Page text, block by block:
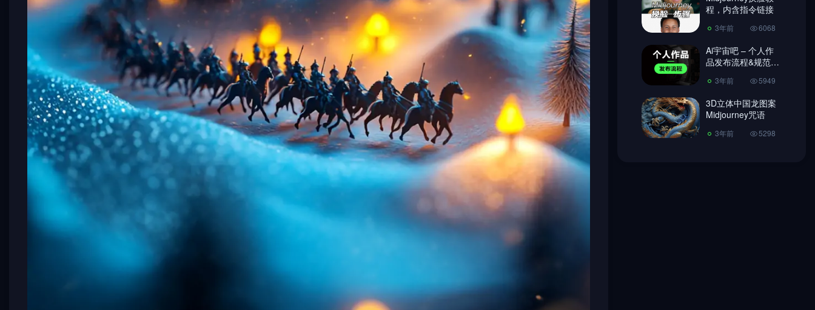
Midjourney咒语
程，内含指令链接
3年前 6068
Ai宇宙吧 – 个人作
品发布流程&规范
3年前 5949
3D立体中国龙图案
Midjourney咒语
3年前 5298